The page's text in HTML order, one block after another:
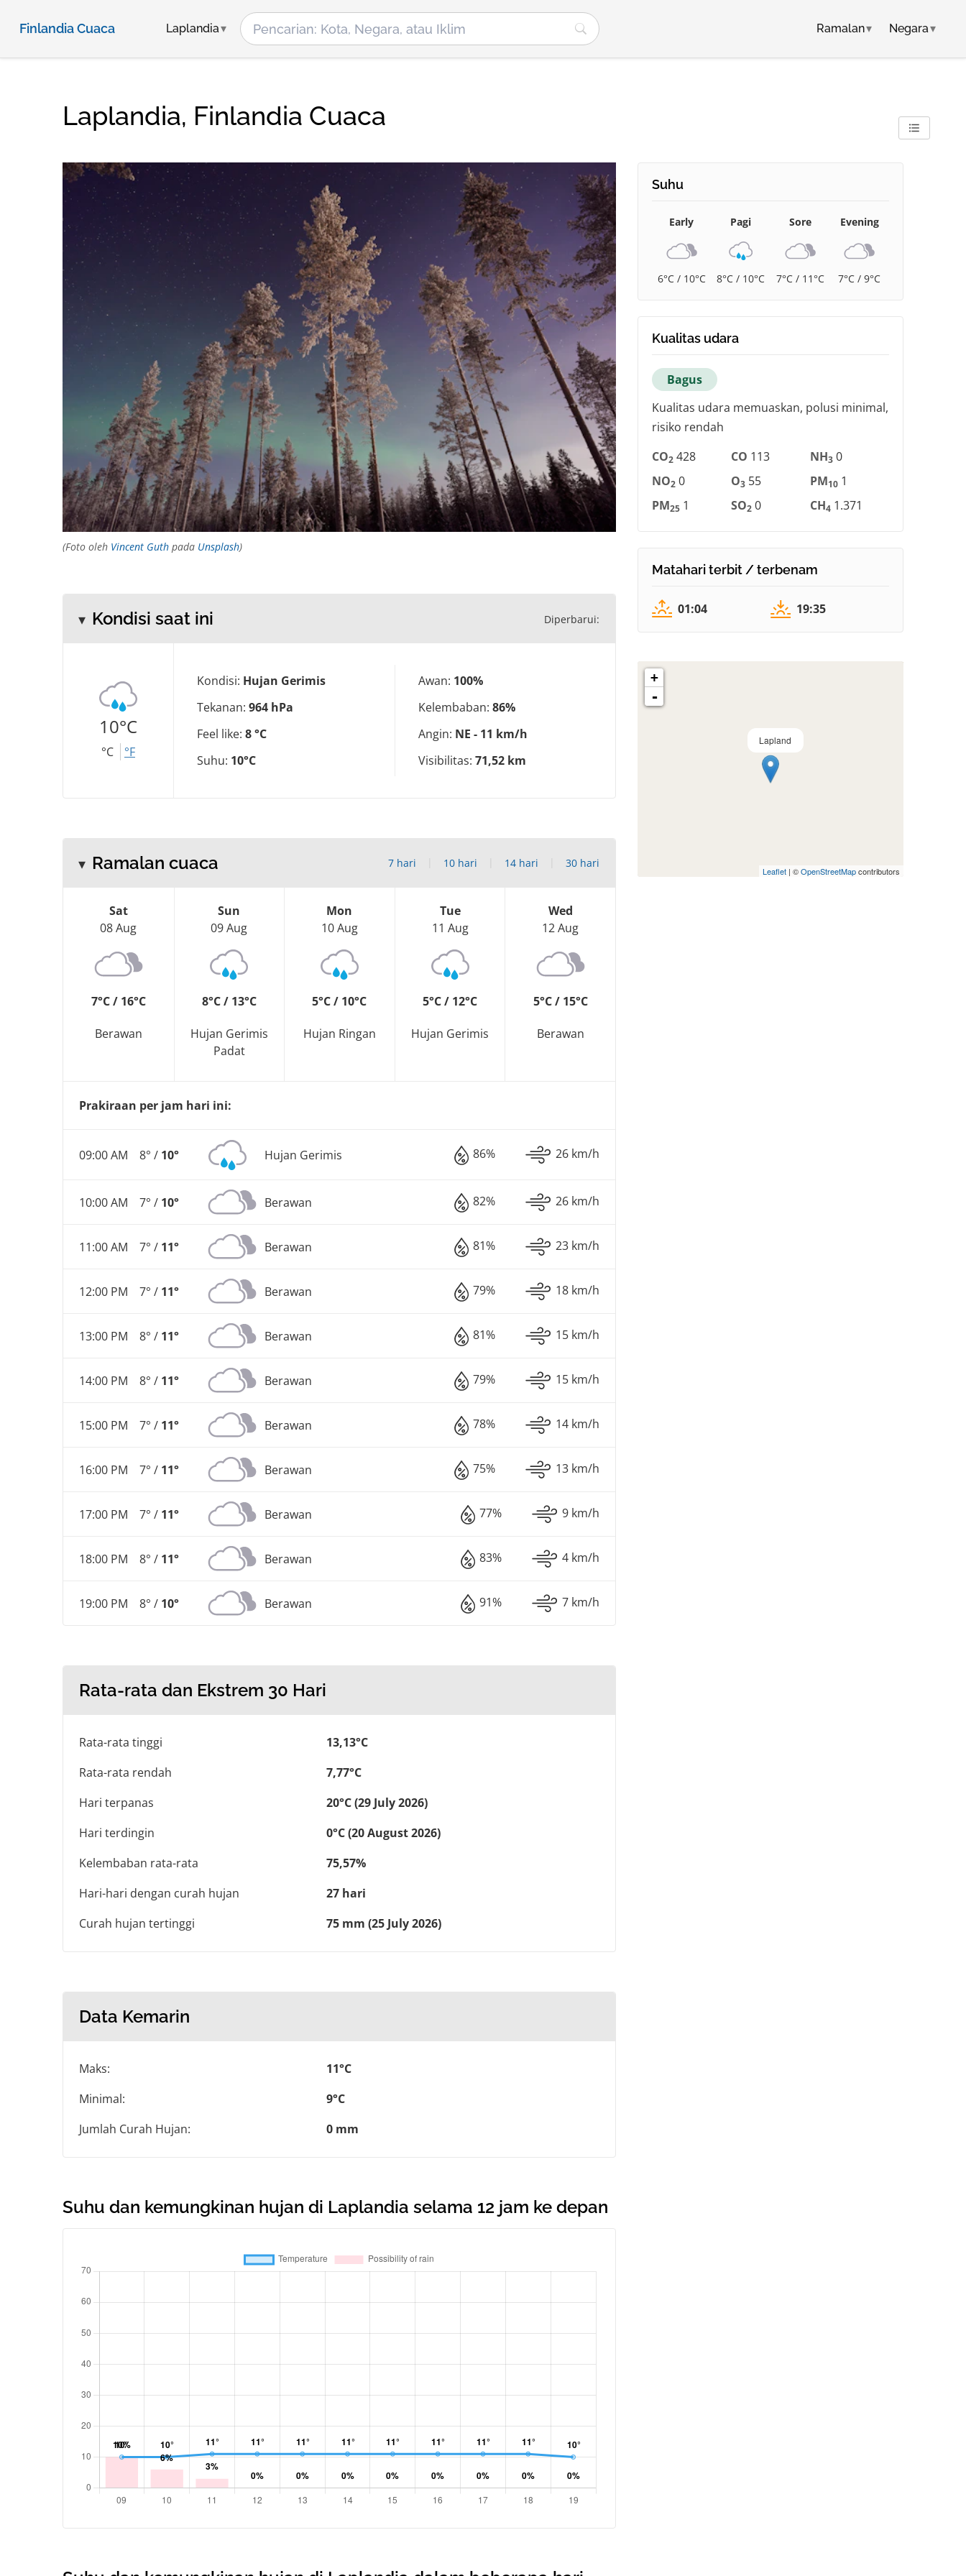
Finlandia Cuaca Laplandia Ramalan▾ Negara▾
Laplandia, Finlandia Cuaca
(Foto oleh Vincent Guth pada Unsplash)
Kondisi saat ini Diperbarui:
10°C
°C °F
Kondisi: Hujan Gerimis
Tekanan: 964 hPa
Feel like: 8 °C
Suhu: 10°C
Awan: 100%
Kelembaban: 86%
Angin: NE - 11 km/h
Visibilitas: 71,52 km
Ramalan cuaca 7 hari 10 hari 14 hari 30 hari
Sat
08 Aug
7°C / 16°C
Berawan
Sun
09 Aug
8°C / 13°C
Hujan Gerimis
Padat
Mon
10 Aug
5°C / 10°C
Hujan Ringan
Tue
11 Aug
5°C / 12°C
Hujan Gerimis
Wed
12 Aug
5°C / 15°C
Berawan
Prakiraan per jam hari ini:
09:00 AM 8° / 10° Hujan Gerimis 86% 26 km/h
10:00 AM 7° / 10° Berawan 82% 26 km/h
11:00 AM 7° / 11° Berawan 81% 23 km/h
12:00 PM 7° / 11° Berawan 79% 18 km/h
13:00 PM 8° / 11° Berawan 81% 15 km/h
14:00 PM 8° / 11° Berawan 79% 15 km/h
15:00 PM 7° / 11° Berawan 78% 14 km/h
16:00 PM 7° / 11° Berawan 75% 13 km/h
17:00 PM 7° / 11° Berawan 77% 9 km/h
18:00 PM 8° / 11° Berawan 83% 4 km/h
19:00 PM 8° / 10° Berawan 91% 7 km/h
Rata-rata dan Ekstrem 30 Hari
Rata-rata tinggi
13,13°C
Rata-rata rendah
7,77°C
Hari terpanas
20°C (29 July 2026)
Hari terdingin
0°C (20 August 2026)
Kelembaban rata-rata
75,57%
Hari-hari dengan curah hujan
27 hari
Curah hujan tertinggi
75 mm (25 July 2026)
Data Kemarin
Maks:
11°C
Minimal:
9°C
Jumlah Curah Hujan:
0 mm
Suhu dan kemungkinan hujan di Laplandia selama 12 jam ke depan
Suhu
Early
6°C / 10°C
Pagi
8°C / 10°C
Sore
7°C / 11°C
Evening
7°C / 9°C
Kualitas udara
Bagus
Kualitas udara memuaskan, polusi minimal,
risiko rendah
CO2 428 CO 113 NH3 0
NO2 0 O3 55 PM10 1
PM25 1 SO2 0 CH4 1.371
Matahari terbit / terbenam
01:04 19:35
Lapland
+
-
Leaflet | ©OpenStreetMapcontributors